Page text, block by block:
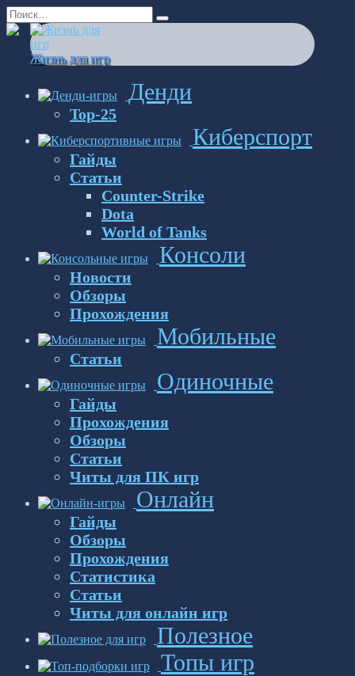
Перейти
к
содержанию
Search
for:
Жизнь для игр
Денди
Top-25
Киберспорт
Гайды
Статьи
Counter-Strike
Dota
World of Tanks
Консоли
Новости
Обзоры
Прохождения
Мобильные
Статьи
Одиночные
Гайды
Прохождения
Обзоры
Статьи
Читы для ПК игр
Онлайн
Гайды
Обзоры
Прохождения
Статистика
Статьи
Читы для онлайн игр
Полезное
Топы игр